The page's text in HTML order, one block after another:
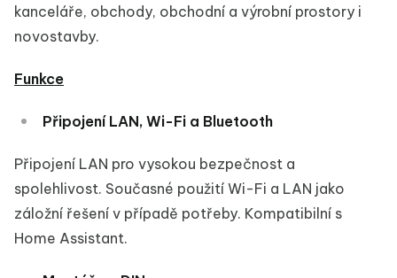
kanceláře, obchody, obchodní a výrobní prostory i
novostavby.
Funkce
Připojení LAN, Wi-Fi a Bluetooth
Připojení LAN pro vysokou bezpečnost a
spolehlivost. Současné použití Wi-Fi a LAN jako
záložní řešení v případě potřeby. Kompatibilní s
Home Assistant.